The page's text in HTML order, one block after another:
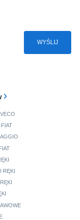
WYŚLIJ
RĘKI